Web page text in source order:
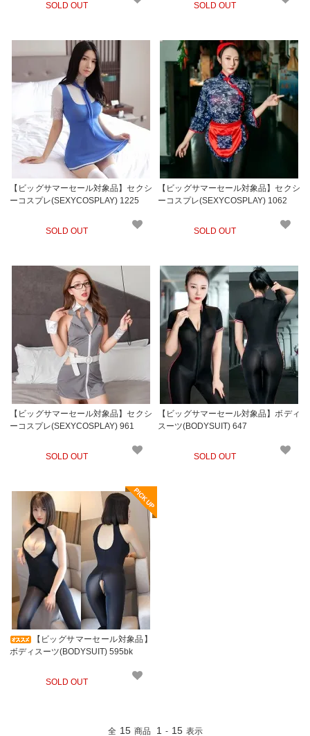
SOLD OUT
SOLD OUT
【ビッグサマーセール対象品】セクシ
ーコスプレ(SEXYCOSPLAY) 1225
SOLD OUT
【ビッグサマーセール対象品】セクシ
ーコスプレ(SEXYCOSPLAY) 1062
SOLD OUT
【ビッグサマーセール対象品】セクシ
ーコスプレ(SEXYCOSPLAY) 961
SOLD OUT
【ビッグサマーセール対象品】ボディ
スーツ(BODYSUIT) 647
SOLD OUT
【ビッグサマーセール対象品】
ボディスーツ(BODYSUIT) 595bk
SOLD OUT
全 15 商品 1 - 15 表示